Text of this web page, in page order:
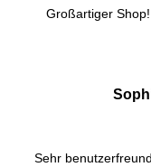
Großartiger
Sehr